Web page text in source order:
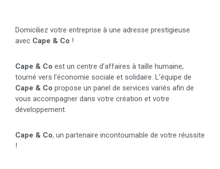
Domiciliez votre entreprise à une adresse prestigieuse
avec Cape & Co !
Cape & Co est un centre d’affaires à taille humaine,
tourné vers l’économie sociale et solidaire. L’équipe de
Cape & Co propose un panel de services variés afin de
vous accompagner dans votre création et votre
développement.
Cape & Co, un partenaire incontournable de votre réussite
!